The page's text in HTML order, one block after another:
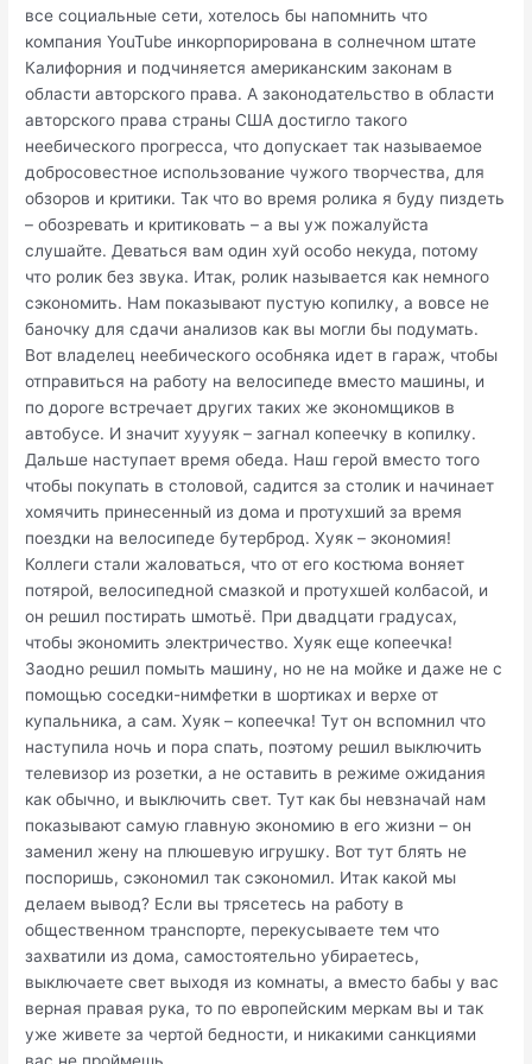
все социальные сети, хотелось бы напомнить что
компания YouTube инкорпорирована в солнечном штате
Калифорния и подчиняется американским законам в
области авторского права. А законодательство в области
авторского права страны США достигло такого
неебического прогресса, что допускает так называемое
добросовестное использование чужого творчества, для
обзоров и критики. Так что во время ролика я буду пиздеть
– обозревать и критиковать – а вы уж пожалуйста
слушайте. Деваться вам один хуй особо некуда, потому
что ролик без звука. Итак, ролик называется как немного
сэкономить. Нам показывают пустую копилку, а вовсе не
баночку для сдачи анализов как вы могли бы подумать.
Вот владелец неебического особняка идет в гараж, чтобы
отправиться на работу на велосипеде вместо машины, и
по дороге встречает других таких же экономщиков в
автобусе. И значит хуууяк – загнал копеечку в копилку.
Дальше наступает время обеда. Наш герой вместо того
чтобы покупать в столовой, садится за столик и начинает
хомячить принесенный из дома и протухший за время
поездки на велосипеде бутерброд. Хуяк – экономия!
Коллеги стали жаловаться, что от его костюма воняет
потярой, велосипедной смазкой и протухшей колбасой, и
он решил постирать шмотьё. При двадцати градусах,
чтобы экономить электричество. Хуяк еще копеечка!
Заодно решил помыть машину, но не на мойке и даже не с
помощью соседки-нимфетки в шортиках и верхе от
купальника, а сам. Хуяк – копеечка! Тут он вспомнил что
наступила ночь и пора спать, поэтому решил выключить
телевизор из розетки, а не оставить в режиме ожидания
как обычно, и выключить свет. Тут как бы невзначай нам
показывают самую главную экономию в его жизни – он
заменил жену на плюшевую игрушку. Вот тут блять не
поспоришь, сэкономил так сэкономил. Итак какой мы
делаем вывод? Если вы трясетесь на работу в
общественном транспорте, перекусываете тем что
захватили из дома, самостоятельно убираетесь,
выключаете свет выходя из комнаты, а вместо бабы у вас
верная правая рука, то по европейским меркам вы и так
уже живете за чертой бедности, и никакими санкциями